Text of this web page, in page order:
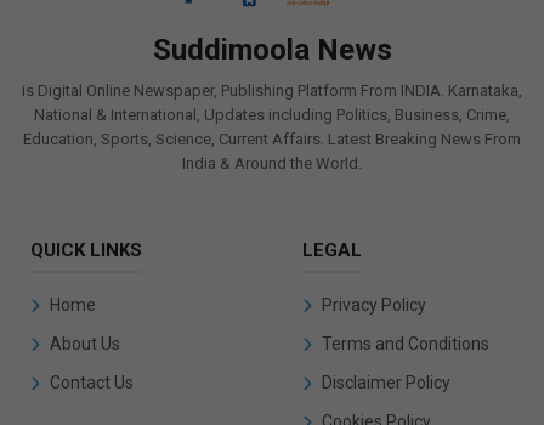
Suddimoola News
is Digital Online Newspaper, Publishing Platform From INDIA. Karnataka,
National & International, Updates including Politics, Business, Crime,
Education, Sports, Science, Current Affairs. Latest Breaking News From
India & Around the World.
QUICK LINKS
Home
About Us
Contact Us
LEGAL
Privacy Policy
Terms and Conditions
Disclaimer Policy